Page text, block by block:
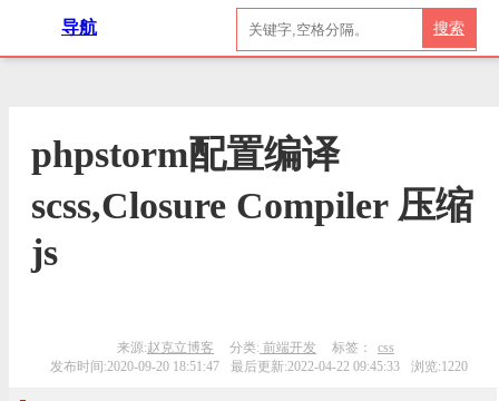
导航 搜索
phpstorm配置编译
scss,Closure Compiler 压缩
js
来源:赵克立博客 分类: 前端开发 标签：
css
发布时间:2020-09-20 18:51:47
最后更新:2022-04-22 09:45:33 浏览:1220